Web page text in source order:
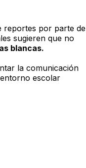
reportes por parte de
sugieren que no
blancas.
la comunicación
escolar